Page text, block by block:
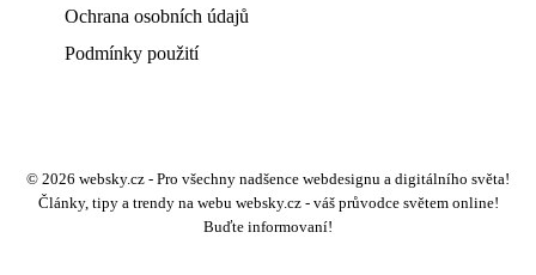
Ochrana osobních údajů
Podmínky použití
© 2026 websky.cz - Pro všechny nadšence webdesignu a digitálního světa!
Články, tipy a trendy na webu websky.cz - váš průvodce světem online!
Buďte informovaní!